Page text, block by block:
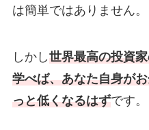
は簡単ではありません。
しかし世界最高の投資
学べば、あなた自身が
っと低くなるはずです。